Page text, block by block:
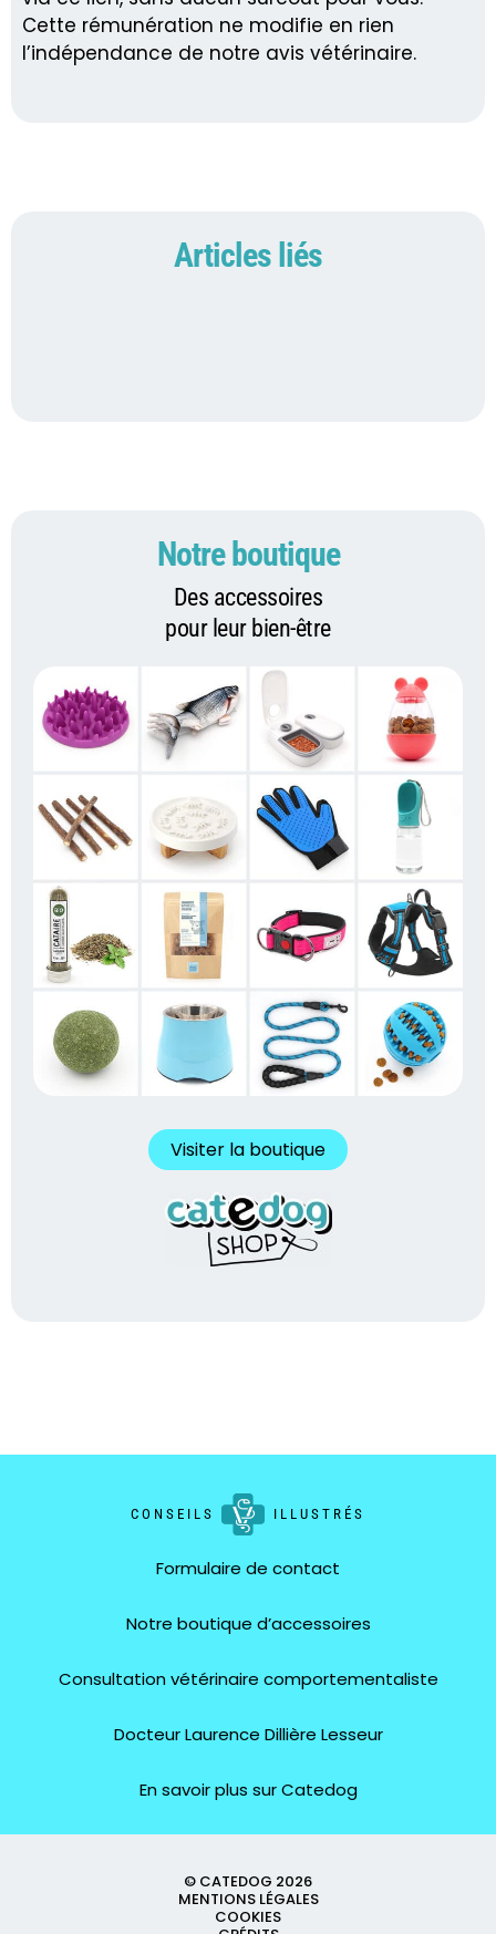
Cette rémunération ne modifie en rien
l’indépendance de notre avis vétérinaire.
Articles liés
Notre boutique
Des accessoires
pour leur bien-être
Visiter la boutique
CONSEILS ILLUSTRÉS
Formulaire de contact
Notre boutique d’accessoires
Consultation vétérinaire comportementaliste
Docteur Laurence Dillière Lesseur
En savoir plus sur Catedog
© CATEDOG 2026
MENTIONS LÉGALES
COOKIES